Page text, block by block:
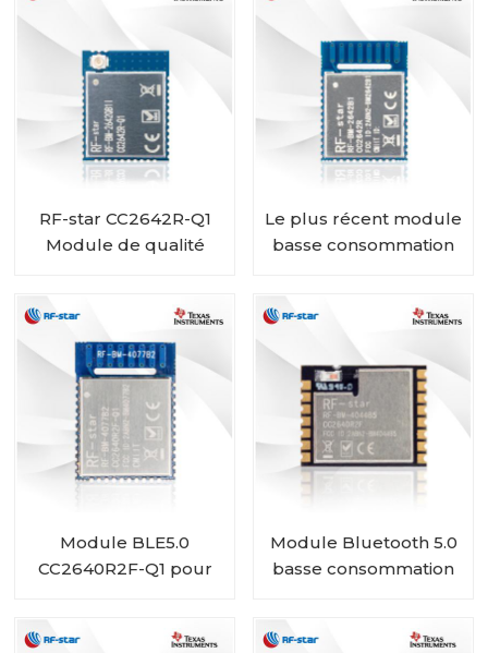
RF-star CC2642R-Q1
Module de qualité
pour véhicules
Le plus récent module
basse consommation
Module BLE5.0
CC2640R2F-Q1 pour
Module Bluetooth 5.0
basse consommation